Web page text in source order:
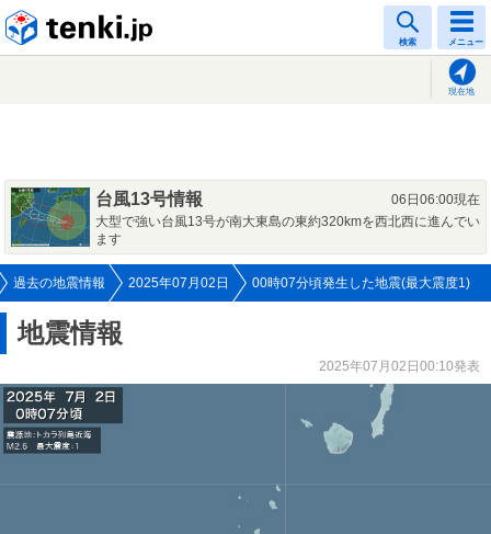
検索 メニュー
現在地
台風13号情報
06日06:00現在
大型で強い台風13号が南大東島の東約320kmを西北西に進んでい
ます
過去の地震情報 2025年07月02日 00時07分頃発生した地震(最大震度1)
地震情報
2025年07月02日00:10発表